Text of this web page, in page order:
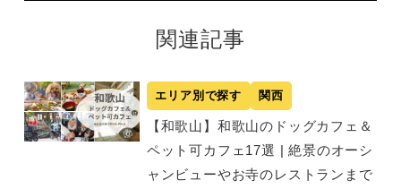
関連記事
エリア別で探す 関西
【和歌山】和歌山のドッグカフェ＆
ペット可カフェ17選 | 絶景のオーシ
ャンビューやお寺のレストランまで